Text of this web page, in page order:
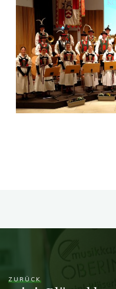
ZURÜCK